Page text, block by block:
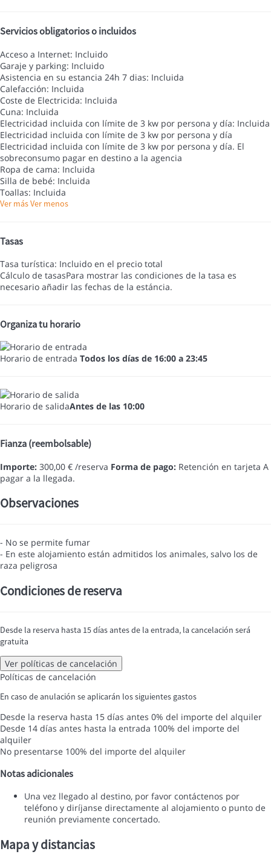
Servicios obligatorios o incluidos
Acceso a Internet: Incluido
Garaje y parking: Incluido
Asistencia en su estancia 24h 7 dias: Incluida
Calefacción: Incluida
Coste de Electricida: Incluida
Cuna: Incluida
Electricidad incluida con límite de 3 kw por persona y día: Incluida
Electricidad incluida con límite de 3 kw por persona y día
Electricidad incluida con límite de 3 kw por persona y día. El
sobreconsumo pagar en destino a la agencia
Ropa de cama: Incluida
Silla de bebé: Incluida
Toallas: Incluida
Ver másVer menos
Tasas
Tasa turística: Incluido en el precio total
Cálculo de tasasPara mostrar las condiciones de la tasa es
necesario añadir las fechas de la estáncia.
Organiza tu horario
Horario de entrada Todos los días de 16:00 a 23:45
Horario de salidaAntes de las 10:00
Fianza (reembolsable)
Importe: 300,00 € /reserva Forma de pago: Retención en tarjeta A
pagar a la llegada.
Observaciones
- No se permite fumar
- En este alojamiento están admitidos los animales, salvo los de
raza peligrosa
Condiciones de reserva
Desde la reserva hasta 15 días antes de la entrada, la cancelación será
gratuita
Ver políticas de cancelación
Políticas de cancelación
En caso de anulación se aplicarán los siguientes gastos
Desde la reserva hasta 15 días antes 0% del importe del alquiler
Desde 14 días antes hasta la entrada 100% del importe del
alquiler
No presentarse 100% del importe del alquiler
Notas adicionales
Una vez llegado al destino, por favor contáctenos por
teléfono y diríjanse directamente al alojamiento o punto de
reunión previamente concertado.
Mapa y distancias